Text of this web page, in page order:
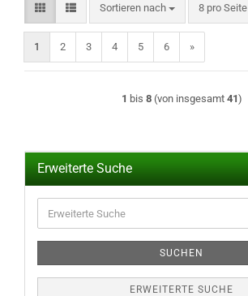
Sortieren nach
Sortieren nach 8 pro Seite
pro Seite
1 2 3 4 5 6 »
1 bis 8(von insgesamt 41)
Erweiterte Suche
Suche
SUCHEN
ERWEITERTE SUCHE